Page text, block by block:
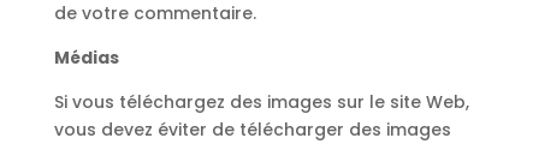
de votre commentaire.
Médias
Si vous téléchargez des images sur le site Web,
vous devez éviter de télécharger des images